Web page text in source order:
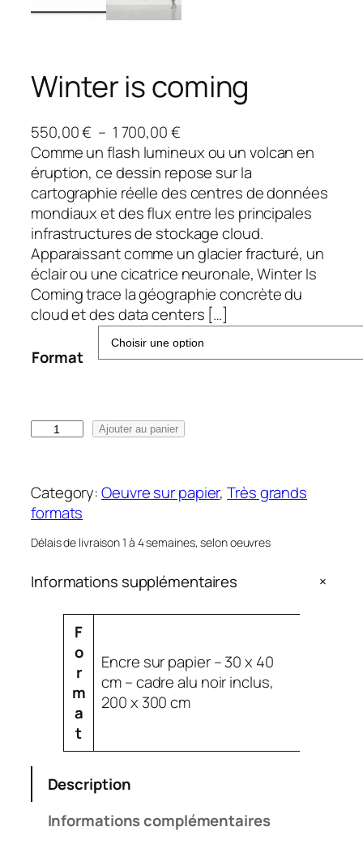
Winter is coming
550,00€ – 1 700,00€P
l
a
g
e
d
e
p
r
i
x
0
0
€
1
0
,
0
0
Comme un flash lumineux ou un volcan en
éruption, ce dessin repose sur la
cartographie réelle des centres de données
mondiaux et des flux entre les principales
infrastructures de stockage cloud.
Apparaissant comme un glacier fracturé, un
éclair ou une cicatrice neuronale, Winter Is
Coming trace la géographie concrète du
cloud et des data centers […]
Format
n
t
t
é
d
Ajouter au panier
Category:Oeuvre sur papier, Très grands
formats
Délais de livraison 1 à 4 semaines, selon oeuvres
Informations supplémentaires +
A
t
t
ri
b
u
t
V
a
l
e
r
F
o
r
m
a
t
Encre sur papier – 30 x 40
cm – cadre alu noir inclus,
200 x 300 cm
Description
Informations complémentaires